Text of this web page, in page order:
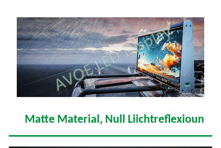
Matte Material, Null Liichtreflexioun